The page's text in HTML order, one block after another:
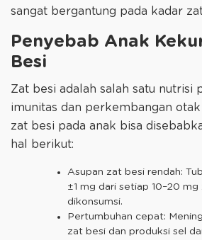
sangat bergantung pada kadar
Penyebab Anak
Besi
Zat besi adalah salah satu nutrisi
imunitas dan perkembangan otak
zat besi pada anak bisa
hal berikut:
Asupan zat besi rendah:
±1 mg dari setiap 10–20
dikonsumsi.
Pertumbuhan cepat:
zat besi dan produksi sel